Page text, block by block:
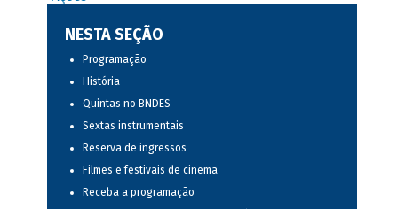
NESTA SEÇÃO
Programação
História
Quintas no BNDES
Sextas instrumentais
Reserva de ingressos
Filmes e festivais de cinema
Receba a programação